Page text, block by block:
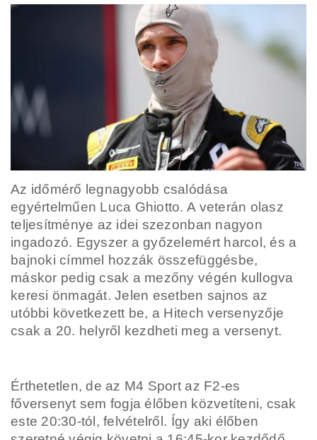
Az időmérő legnagyobb csalódása
egyértelműen Luca Ghiotto. A veterán olasz
teljesítménye az idei szezonban nagyon
ingadozó. Egyszer a győzelemért harcol, és a
bajnoki címmel hozzák összefüggésbe,
máskor pedig csak a mezőny végén kullogva
keresi önmagát. Jelen esetben sajnos az
utóbbi következett be, a Hitech versenyzője
csak a 20. helyről kezdheti meg a versenyt.
Érthetetlen, de az M4 Sport az F2-es
főversenyt sem fogja élőben közvetíteni, csak
este 20:30-tól, felvételről. Így aki élőben